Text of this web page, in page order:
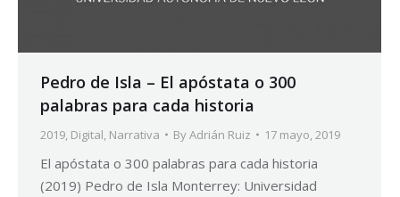
Pedro de Isla – El apóstata o 300
palabras para cada historia
2019, Digital, Narrativa ByAdrián Ruiz 17 mayo, 2019
El apóstata o 300 palabras para cada historia
(2019) Pedro de Isla Monterrey: Universidad